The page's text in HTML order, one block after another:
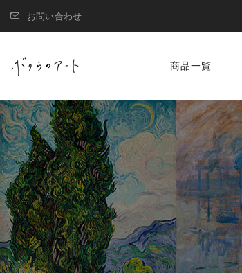
お問い合わせ
商品一覧